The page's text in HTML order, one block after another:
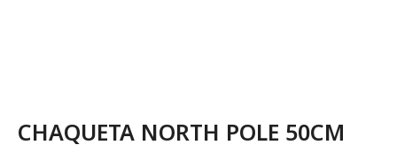
CHAQUETA NORTH POLE 50CM